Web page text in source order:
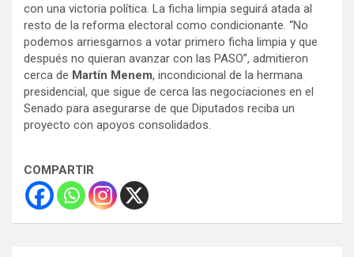
con una victoria política. La ficha limpia seguirá atada al
resto de la reforma electoral como condicionante. “No
podemos arriesgarnos a votar primero ficha limpia y que
después no quieran avanzar con las PASO”, admitieron
cerca de Martín Menem, incondicional de la hermana
presidencial, que sigue de cerca las negociaciones en el
Senado para asegurarse de que Diputados reciba un
proyecto con apoyos consolidados.
COMPARTIR